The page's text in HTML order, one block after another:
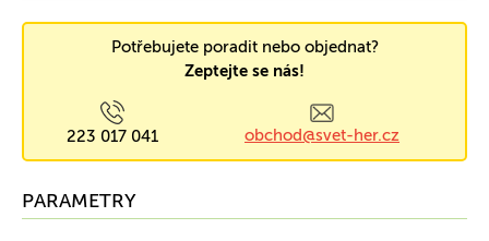
Potřebujete poradit nebo objednat?
Zeptejte se nás!
223 017 041 obchod@svet-her.cz
PARAMETRY